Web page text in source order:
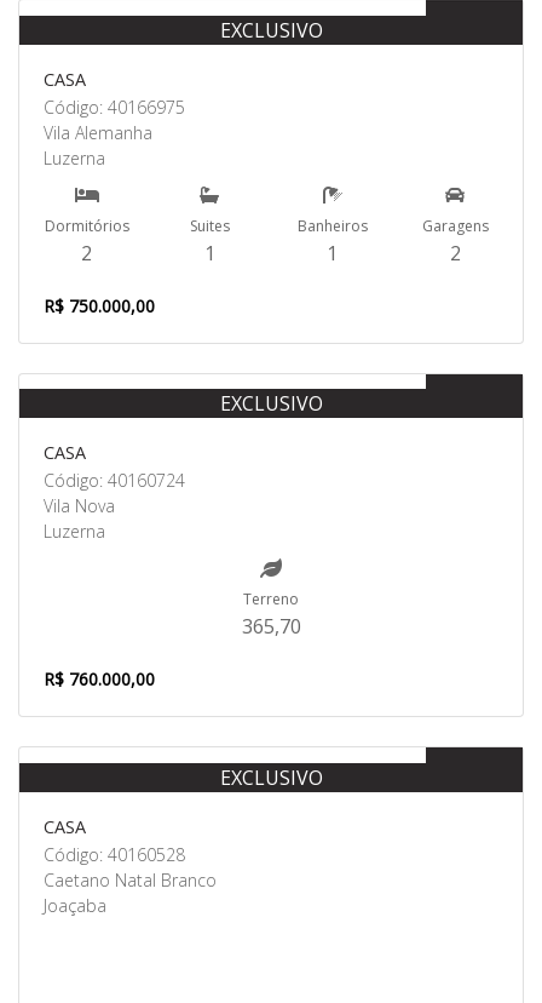
EXCLUSIVO
CASA
Código: 40166975
Vila Alemanha
Luzerna
Dormitórios
2
Suites
1
Banheiros
1
Garagens
2
R$ 750.000,00
EXCLUSIVO
CASA
Código: 40160724
Vila Nova
Luzerna
Terreno
365,70
R$ 760.000,00
EXCLUSIVO
CASA
Código: 40160528
Caetano Natal Branco
Joaçaba